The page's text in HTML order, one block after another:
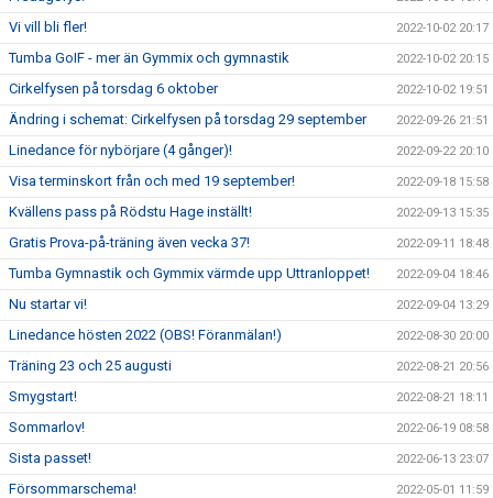
Vi vill bli fler! 2022-10-02 20:17
Tumba GoIF - mer än Gymmix och gymnastik 2022-10-02 20:15
Cirkelfysen på torsdag 6 oktober 2022-10-02 19:51
Ändring i schemat: Cirkelfysen på torsdag 29 september 2022-09-26 21:51
Linedance för nybörjare (4 gånger)! 2022-09-22 20:10
Visa terminskort från och med 19 september! 2022-09-18 15:58
Kvällens pass på Rödstu Hage inställt! 2022-09-13 15:35
Gratis Prova-på-träning även vecka 37! 2022-09-11 18:48
Tumba Gymnastik och Gymmix värmde upp Uttranloppet! 2022-09-04 18:46
Nu startar vi! 2022-09-04 13:29
Linedance hösten 2022 (OBS! Föranmälan!) 2022-08-30 20:00
Träning 23 och 25 augusti 2022-08-21 20:56
Smygstart! 2022-08-21 18:11
Sommarlov! 2022-06-19 08:58
Sista passet! 2022-06-13 23:07
Försommarschema! 2022-05-01 11:59